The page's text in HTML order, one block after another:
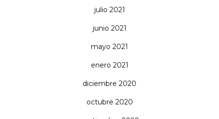
julio 2021
junio 2021
mayo 2021
enero 2021
diciembre 2020
octubre 2020